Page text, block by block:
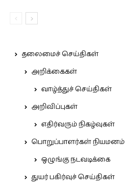
தலைமைச் செய்திகள்
அறிக்கைகள்
வாழ்த்துச் செய்திகள்
அறிவிப்புகள்
எதிர்வரும் நிகழ்வுகள்
பொறுப்பாளர்கள் நியமனம்
ஒழுங்கு நடவடிக்கை
துயர் பகிர்வுச் செய்திகள்